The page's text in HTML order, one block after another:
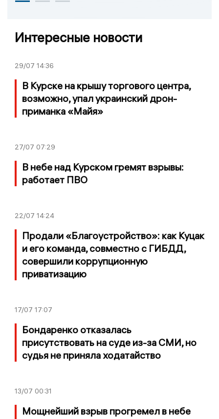
Интересные новости
29/07 14:36
В Курске на крышу торгового центра,
возможно, упал украинский дрон-
приманка «Майя»
27/07 07:29
В небе над Курском гремят взрывы:
работает ПВО
22/07 14:24
Продали «Благоустройство»: как Куцак
и его команда, совместно с ГИБДД,
совершили коррупционную
приватизацию
17/07 17:07
Бондаренко отказалась
присутствовать на суде из-за СМИ, но
судья не приняла ходатайство
13/07 00:31
Мощнейший взрыв прогремел в небе